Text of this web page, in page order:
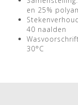
en 25%
40 naalden
30°C